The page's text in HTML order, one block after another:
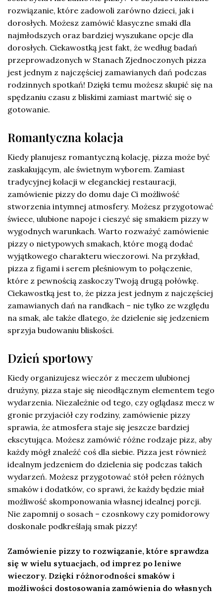
rozwiązanie, które zadowoli zarówno dzieci, jak i
dorosłych. Możesz zamówić klasyczne smaki dla
najmłodszych oraz bardziej wyszukane opcje dla
dorosłych. Ciekawostką jest fakt, że według badań
przeprowadzonych w Stanach Zjednoczonych pizza
jest jednym z najczęściej zamawianych dań podczas
rodzinnych spotkań! Dzięki temu możesz skupić się na
spędzaniu czasu z bliskimi zamiast martwić się o
gotowanie.
Romantyczna kolacja
Kiedy planujesz romantyczną kolację, pizza może być
zaskakującym, ale świetnym wyborem. Zamiast
tradycyjnej kolacji w eleganckiej restauracji,
zamówienie pizzy do domu daje Ci możliwość
stworzenia intymnej atmosfery. Możesz przygotować
świece, ulubione napoje i cieszyć się smakiem pizzy w
wygodnych warunkach. Warto rozważyć zamówienie
pizzy o nietypowych smakach, które mogą dodać
wyjątkowego charakteru wieczorowi. Na przykład,
pizza z figami i serem pleśniowym to połączenie,
które z pewnością zaskoczy Twoją drugą połówkę.
Ciekawostką jest to, że pizza jest jednym z najczęściej
zamawianych dań na randkach – nie tylko ze względu
na smak, ale także dlatego, że dzielenie się jedzeniem
sprzyja budowaniu bliskości.
Dzień sportowy
Kiedy organizujesz wieczór z meczem ulubionej
drużyny, pizza staje się nieodłącznym elementem tego
wydarzenia. Niezależnie od tego, czy oglądasz mecz w
gronie przyjaciół czy rodziny, zamówienie pizzy
sprawia, że atmosfera staje się jeszcze bardziej
ekscytująca. Możesz zamówić różne rodzaje pizz, aby
każdy mógł znaleźć coś dla siebie. Pizza jest również
idealnym jedzeniem do dzielenia się podczas takich
wydarzeń. Możesz przygotować stół pełen różnych
smaków i dodatków, co sprawi, że każdy będzie miał
możliwość skomponowania własnej idealnej porcji.
Nie zapomnij o sosach – czosnkowy czy pomidorowy
doskonale podkreślają smak pizzy!
Zamówienie pizzy to rozwiązanie, które sprawdza
się w wielu sytuacjach, od imprez po leniwe
wieczory. Dzięki różnorodności smaków i
możliwości dostosowania zamówienia do własnych